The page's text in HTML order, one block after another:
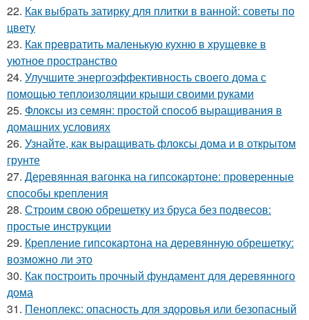
22. Как выбрать затирку для плитки в ванной: советы по
цвету
23. Как превратить маленькую кухню в хрущевке в
уютное пространство
24. Улучшите энергоэффективность своего дома с
помощью теплоизоляции крыши своими руками
25. Флоксы из семян: простой способ выращивания в
домашних условиях
26. Узнайте, как выращивать флоксы дома и в открытом
грунте
27. Деревянная вагонка на гипсокартоне: проверенные
способы крепления
28. Строим свою обрешетку из бруса без подвесов:
простые инструкции
29. Крепление гипсокартона на деревянную обрешетку:
возможно ли это
30. Как построить прочный фундамент для деревянного
дома
31. Пеноплекс: опасность для здоровья или безопасный